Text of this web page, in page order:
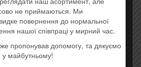
не приймаються. Ми
повернення до нормальної
нашої співпраці у мирний час.
пропонував допомогу, та дякуємо
майбутньому!